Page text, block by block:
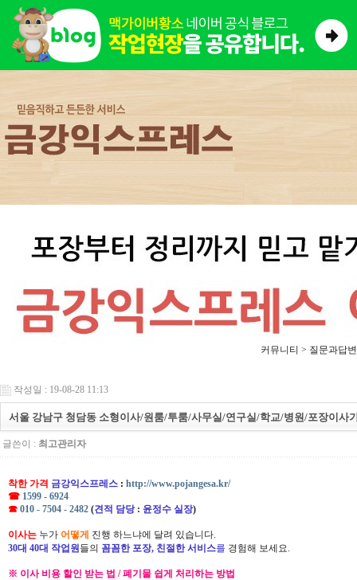
커뮤니티 > 질문과답변
작성일 : 19-08-28 11:13
서울 강남구 청담동 소형이사/원룸/투룸/사무실/연구실/학교/병원/포장이사
글쓴이 : 최고관리자
착한 가격 금강익스프레스 : http://www.pojangesa.kr/
☎ 1599 - 6924
☎ 010 - 7504 - 2482 (견적 담당 : 윤정수 실장)
이사는 누가 어떻게 진행 하느냐에 달려 있습니다.
30대 40대 작업원들의 꼼꼼한 포장, 친절한 서비스를 경험해 보세요.
※ 이사 비용 할인 받는 법 / 폐기물 쉽게 처리하는 방법